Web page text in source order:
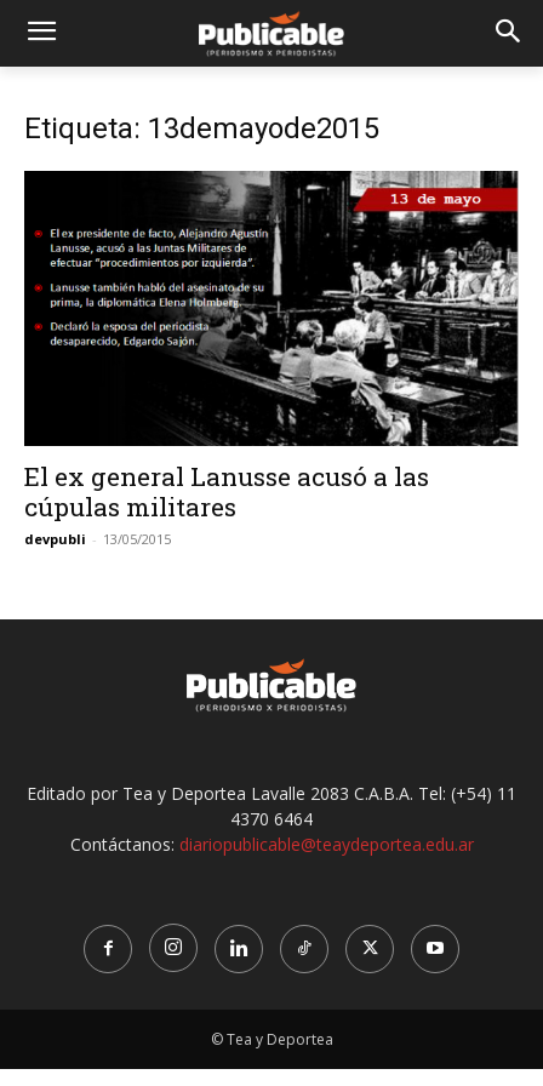
Etiqueta: 13demayode2015
El ex general Lanusse acusó a las
cúpulas militares
devpubli - 13/05/2015
Editado por Tea y Deportea Lavalle 2083 C.A.B.A. Tel: (+54) 11
4370 6464
Contáctanos: diariopublicable@teaydeportea.edu.ar
© Tea y Deportea